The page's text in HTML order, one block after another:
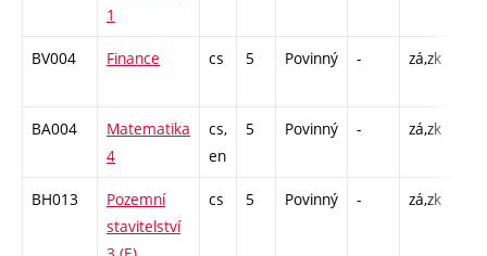
1
BV004 Finance cs 5 Povinný - zá,zk
BA004
Matematika
4
cs,
en
5 Povinný - zá,zk
BH013
Pozemní
stavitelství
cs 5 Povinný - zá,zk